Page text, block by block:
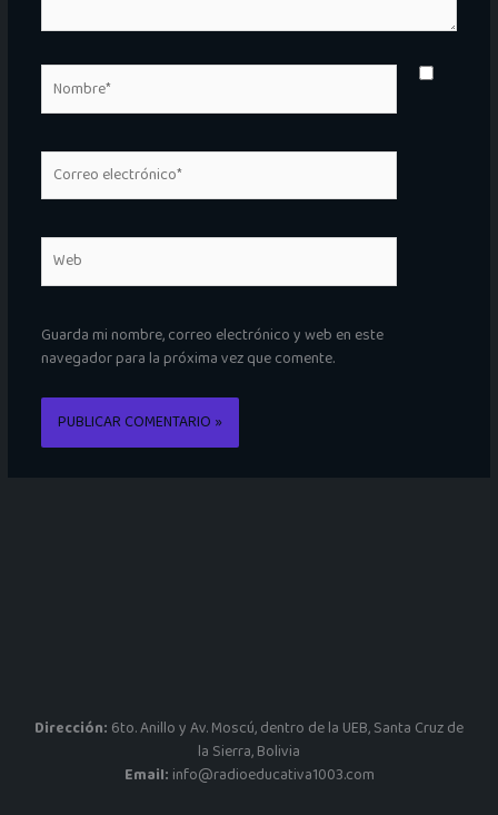
Correo
electrónico*
Guarda mi nombre, correo electrónico y web en este
navegador para la próxima vez que comente.
Dirección: 6to. Anillo y Av. Moscú, dentro de la UEB, Santa Cruz de
la Sierra, Bolivia
Email:info@radioeducativa1003.com